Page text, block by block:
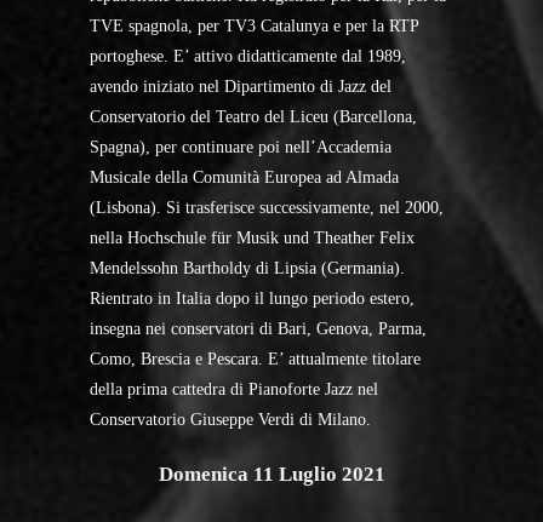
TVE spagnola, per TV3 Catalunya e per la RTP
portoghese. E’ attivo didatticamente dal 1989,
avendo iniziato nel Dipartimento di Jazz del
Conservatorio del Teatro del Liceu (Barcellona,
Spagna), per continuare poi nell’Accademia
Musicale della Comunità Europea ad Almada
(Lisbona). Si trasferisce successivamente, nel 2000,
nella Hochschule für Musik und Theather Felix
Mendelssohn Bartholdy di Lipsia (Germania).
Rientrato in Italia dopo il lungo periodo estero,
insegna nei conservatori di Bari, Genova, Parma,
Como, Brescia e Pescara. E’ attualmente titolare
della prima cattedra di Pianoforte Jazz nel
Conservatorio Giuseppe Verdi di Milano.
Domenica 11 Luglio 2021